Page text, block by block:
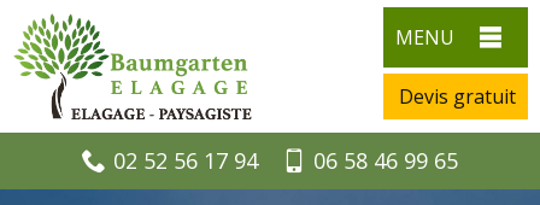
MENU
Devis gratuit
02 52 56 17 94 06 58 46 99 65